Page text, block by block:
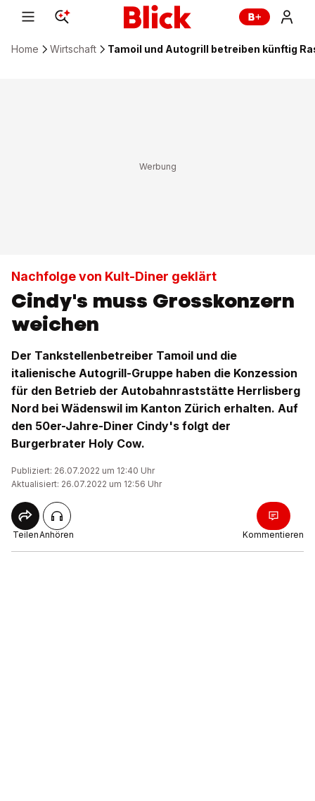
Home Wirtschaft Tamoil und Autogrill betreiben künftig
Nachfolge von Kult-Diner geklärt
Cindy's muss Grosskonzern
weichen
Der Tankstellenbetreiber Tamoil und die
italienische Autogrill-Gruppe haben die Konzession
für den Betrieb der Autobahnraststätte Herrlisberg
Nord bei Wädenswil im Kanton Zürich erhalten. Auf
den 50er-Jahre-Diner Cindy's folgt der
Burgerbrater Holy Cow.
Publiziert: 26.07.2022 um 12:40 Uhr
Aktualisiert: 26.07.2022 um 12:56 Uhr
TeilenAnhören Kommentieren